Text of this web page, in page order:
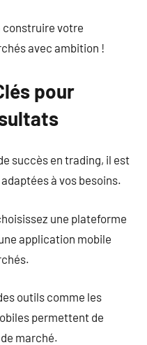
construire votre
avec ambition !
pour
succès en trading, il est
à vos besoins.
une plateforme
application mobile
outils comme les
permettent de
marché.